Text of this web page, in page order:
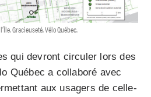
Gracieuseté, Vélo Québec.
qui devront circuler lors des
Québec a collaboré avec
aux usagers de celle-